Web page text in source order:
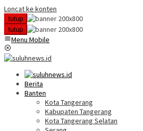
Loncat ke konten
tutup
tutup
Menu Mobile
Berita
Banten
Kota Tangerang
Kabupaten Tangerang
Kota Tangerang Selatan